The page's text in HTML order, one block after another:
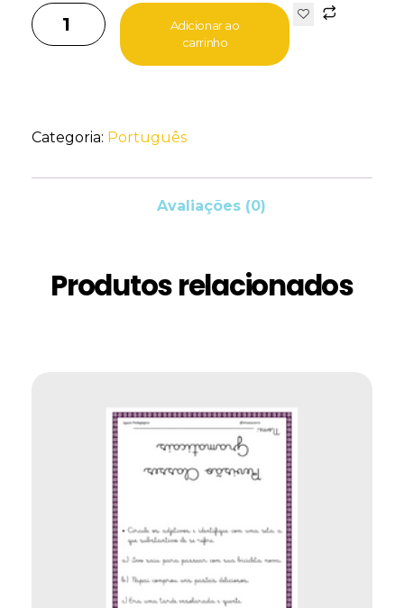
Adicionar ao
carrinho
Categoria: Português
Avaliações (0)
Produtos relacionados